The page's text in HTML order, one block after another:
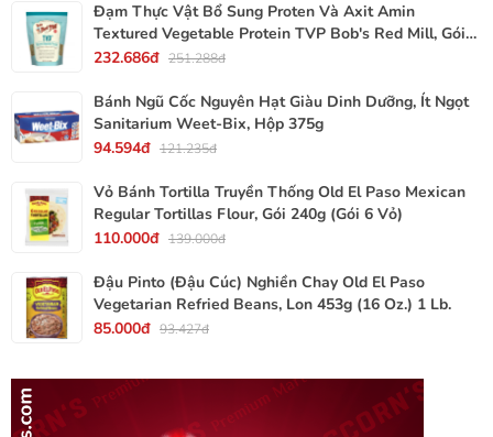
Đạm Thực Vật Bổ Sung Proten Và Axit Amin
Textured Vegetable Protein TVP Bob's Red Mill, Gói
340g, 12 Oz.
232.686đ 251.288đ
Bánh Ngũ Cốc Nguyên Hạt Giàu Dinh Dưỡng, Ít Ngọt
Sanitarium Weet-Bix, Hộp 375g
94.594đ 121.235đ
Vỏ Bánh Tortilla Truyền Thống Old El Paso Mexican
Regular Tortillas Flour, Gói 240g (Gói 6 Vỏ)
110.000đ 139.000đ
Đậu Pinto (Đậu Cúc) Nghiền Chay Old El Paso
Vegetarian Refried Beans, Lon 453g (16 Oz.) 1 Lb.
85.000đ 93.427đ